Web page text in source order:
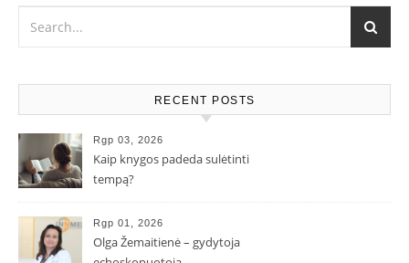
RECENT POSTS
Rgp 03, 2026
Kaip knygos padeda sulėtinti
tempą?
Rgp 01, 2026
Olga Žemaitienė – gydytoja